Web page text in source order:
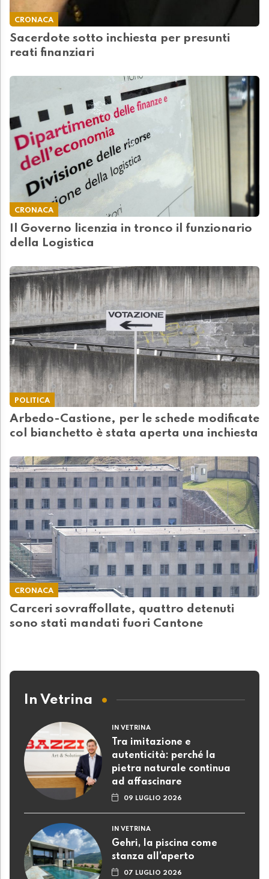
CRONACA
Sacerdote sotto inchiesta per presunti
reati finanziari
CRONACA
Il Governo licenzia in tronco il funzionario
della Logistica
POLITICA
Arbedo-Castione, per le schede modificate
col bianchetto è stata aperta una inchiesta
CRONACA
Carceri sovraffollate, quattro detenuti
sono stati mandati fuori Cantone
In Vetrina
IN VETRINA
Tra imitazione e
autenticità: perché la
pietra naturale continua
ad affascinare
09 LUGLIO 2026
IN VETRINA
Gehri, la piscina come
stanza all’aperto
07 LUGLIO 2026